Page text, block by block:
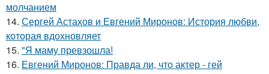
молчанием
14. Сергей Астахов и Евгений Миронов: История любви,
которая вдохновляет
15. "Я маму превзошла!
16. Евгений Миронов: Правда ли, что актер - гей